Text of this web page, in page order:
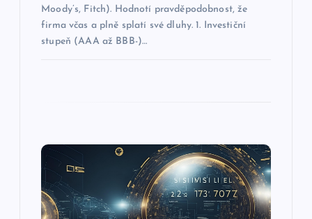
Moody’s, Fitch). Hodnotí pravděpodobnost, že
firma včas a plně splatí své dluhy. 1. Investiční
stupeň (AAA až BBB-)…